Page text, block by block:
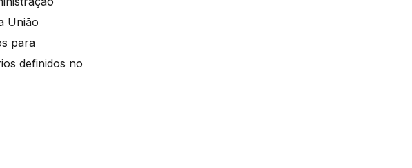
União
para
definidos no